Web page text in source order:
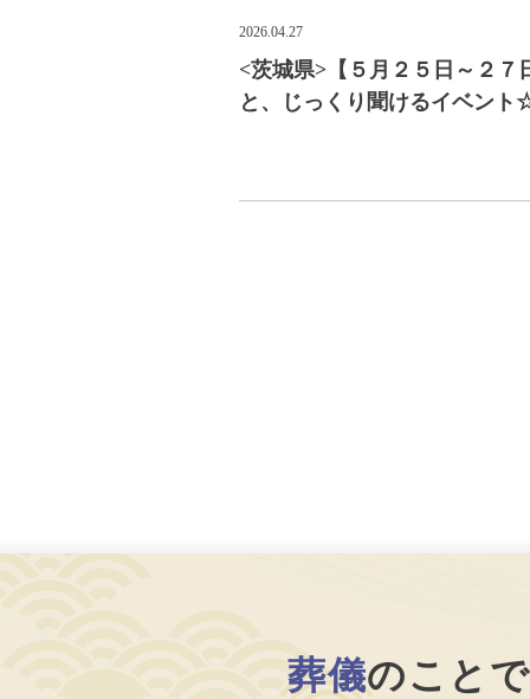
2026.04.27
<茨城県>【５月２５日～２
と、じっくり聞けるイベン
葬儀のことで